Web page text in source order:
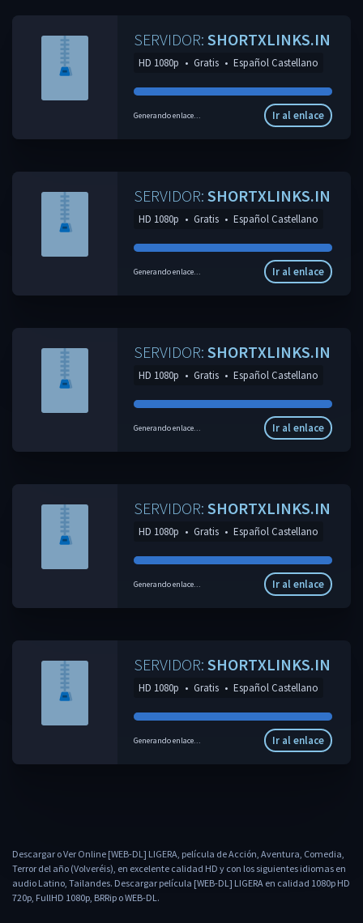
SERVIDOR: SHORTXLINKS.IN
HD 1080p • Gratis • Español Castellano
Generando enlace... Ir al enlace
SERVIDOR: SHORTXLINKS.IN
HD 1080p • Gratis • Español Castellano
Generando enlace... Ir al enlace
SERVIDOR: SHORTXLINKS.IN
HD 1080p • Gratis • Español Castellano
Generando enlace... Ir al enlace
SERVIDOR: SHORTXLINKS.IN
HD 1080p • Gratis • Español Castellano
Generando enlace... Ir al enlace
SERVIDOR: SHORTXLINKS.IN
HD 1080p • Gratis • Español Castellano
Generando enlace... Ir al enlace
Descargar o Ver Online [WEB-DL] LIGERA, película de Acción, Aventura, Comedia,
Terror del año (Volveréis), en excelente calidad HD y con los siguientes idiomas en
audio Latino, Tailandes. Descargar película [WEB-DL] LIGERA en calidad 1080p HD
720p, FullHD 1080p, BRRip o WEB-DL.